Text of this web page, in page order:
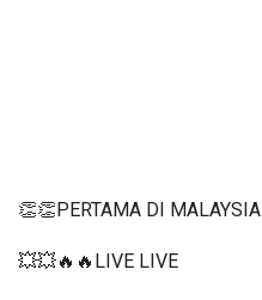
👏👏PERTAMA DI MALAYSIA
💥💥🔥🔥LIVE LIVE